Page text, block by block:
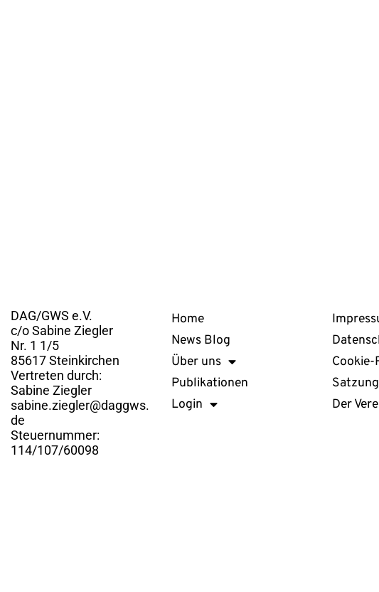
DAG/GWS e.V.
c/o Sabine Ziegler
Nr. 1 1/5
85617 Steinkirchen
Vertreten durch:
Sabine Ziegler
sabine.ziegler@daggws.
de
Steuernummer:
114/107/60098
Home
News Blog
Über uns
Publikationen
Login
Satzung
Der